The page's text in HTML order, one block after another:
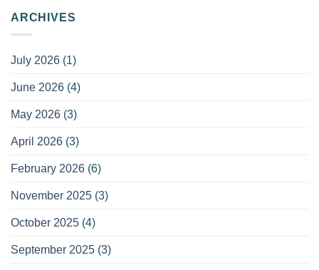
ARCHIVES
July 2026 (1)
June 2026 (4)
May 2026 (3)
April 2026 (3)
February 2026 (6)
November 2025 (3)
October 2025 (4)
September 2025 (3)